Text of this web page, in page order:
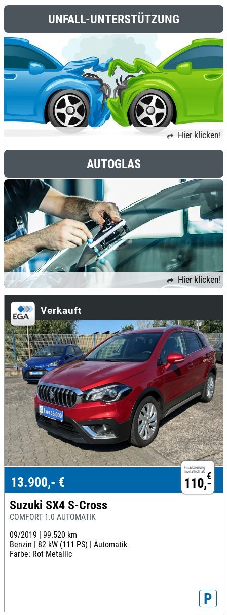
UNFALL-UNTERSTÜTZUNG
Hier klicken!
AUTOGLAS
Hier klicken!
Verkauft
Finanzierung
monatlich ab €
110,-
13.900,- €
Suzuki SX4 S-Cross
COMFORT 1.0 AUTOMATIK
09/2019 | 99.520 km
Benzin | 82 kW (111 PS) | Automatik
Farbe: Rot Metallic
P